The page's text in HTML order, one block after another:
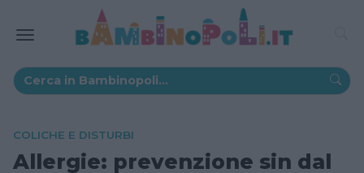
COLICHE E DISTURBI
Allergie: prevenzione sin dal